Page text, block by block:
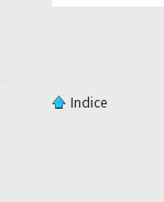
Indice